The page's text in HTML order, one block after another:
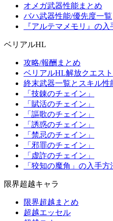
オメガ武器性能まとめ
バハ武器性能/優先度一覧
『アルテマメモリ』の入
ベリアルHL
攻略/報酬まとめ
ベリアルHL解放クエスト
終末武器一覧とスキル性
「技錬のチェイン」
「賦活のチェイン」
「謳歌のチェイン」
「誘惑のチェイン」
「禁忌のチェイン」
「邪罪のチェイン」
「虚詐のチェイン」
「狡知の魔角」の入手方
限界超越キャラ
限界超越まとめ
超越エッセル